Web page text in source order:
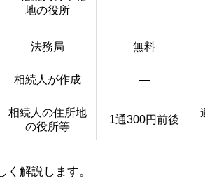
地の役所
法務局 無料
相続人が作成 ―
相続人の住所地
の役所等
1通300円前後
解説します。